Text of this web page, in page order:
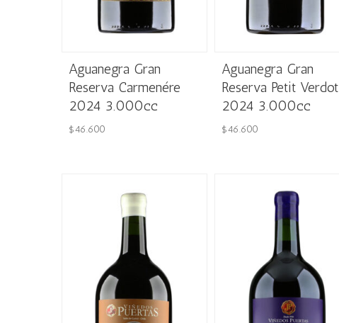
Aguanegra Gran
Reserva Carmenére
2024 3.000cc
$46.600
Aguanegra Gran
Reserva Petit Verdot
2024 3.000cc
$46.600